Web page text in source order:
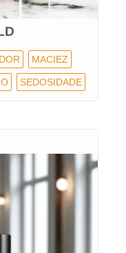
MACIEZ
SEDOSIDADE